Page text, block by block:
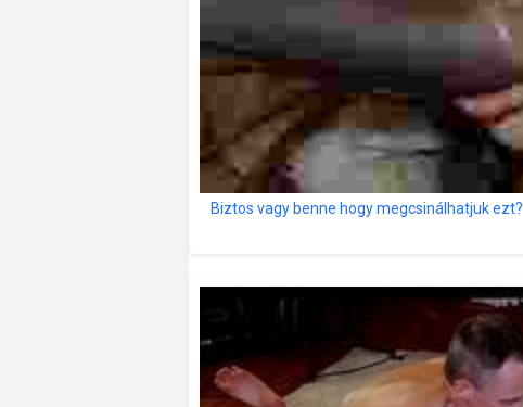
Biztos vagy benne hogy megcsinálhatjuk ezt?